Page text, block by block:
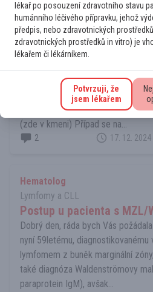
Onkolog
Lymfomy a CLL
CNS susp lymfom
neverifikovatelný lokalizací
případě, kdy infiltrace CNS
regreduje po kortikoidní léčbě,
neurochirurgů nelze verifikovat
(zde v kmeni) Případ se na...
2 17. 12. 2024
Hematolog
Lymfomy a CLL
Postup u pacienta s MZL/
Dobrý den, ráda bych Vás
nyní 59letému,
lymfomem z buněk marginální
také diagnóza Waldenströmovy
paraprotein IgM), avšak...
lékař po posouzení zdravotního stavu
humánního léčivého přípravku, jehož
předpis, nebo zdravotnických
zdravotnických prostředků in vitro) je
lékařem či lékárníkem.
Potvrzuji, že
jsem lékařem